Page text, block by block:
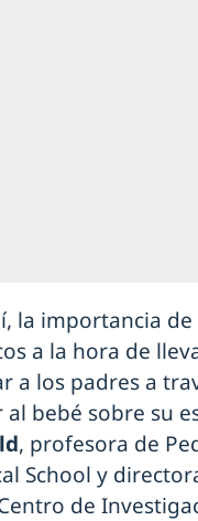
la importancia
a la hora de
a los padres a
al bebé sobre su
, profesora de
School y
de